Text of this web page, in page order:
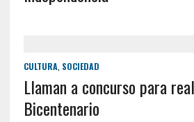
CULTURA SOCIEDAD
Llaman a concurso para
Bicentenario